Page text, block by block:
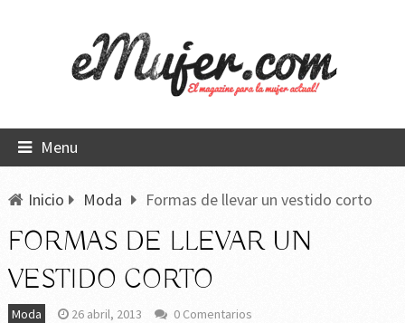
Menu
Inicio Moda Formas de llevar un vestido corto
FORMAS DE LLEVAR UN
VESTIDO CORTO
Moda 26 abril, 2013
0 Comentarios